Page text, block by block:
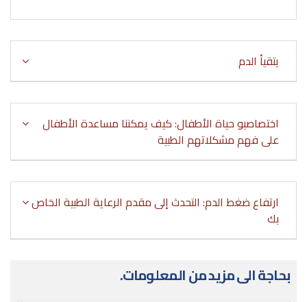
يتقيأ الدم
اختصاصيو حياة الأطفال: كيف يمكننا مساعدة الأطفال
على فهم مشكلاتهم الطبية
ارتفاع ضغط الدم: التحدث إلى مقدم الرعاية الطبية الخاص
بك
بحاجة الى مزيد من المعلومات.